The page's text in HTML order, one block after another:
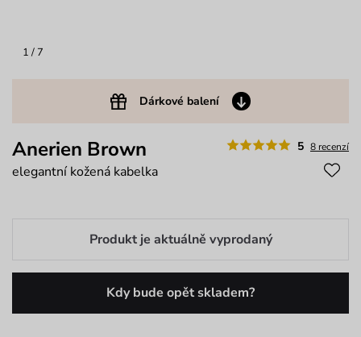
1 / 7
Dárkové balení
5 8 recenzí
Anerien Brown
elegantní kožená kabelka
Produkt je aktuálně vyprodaný
Kdy bude opět skladem?